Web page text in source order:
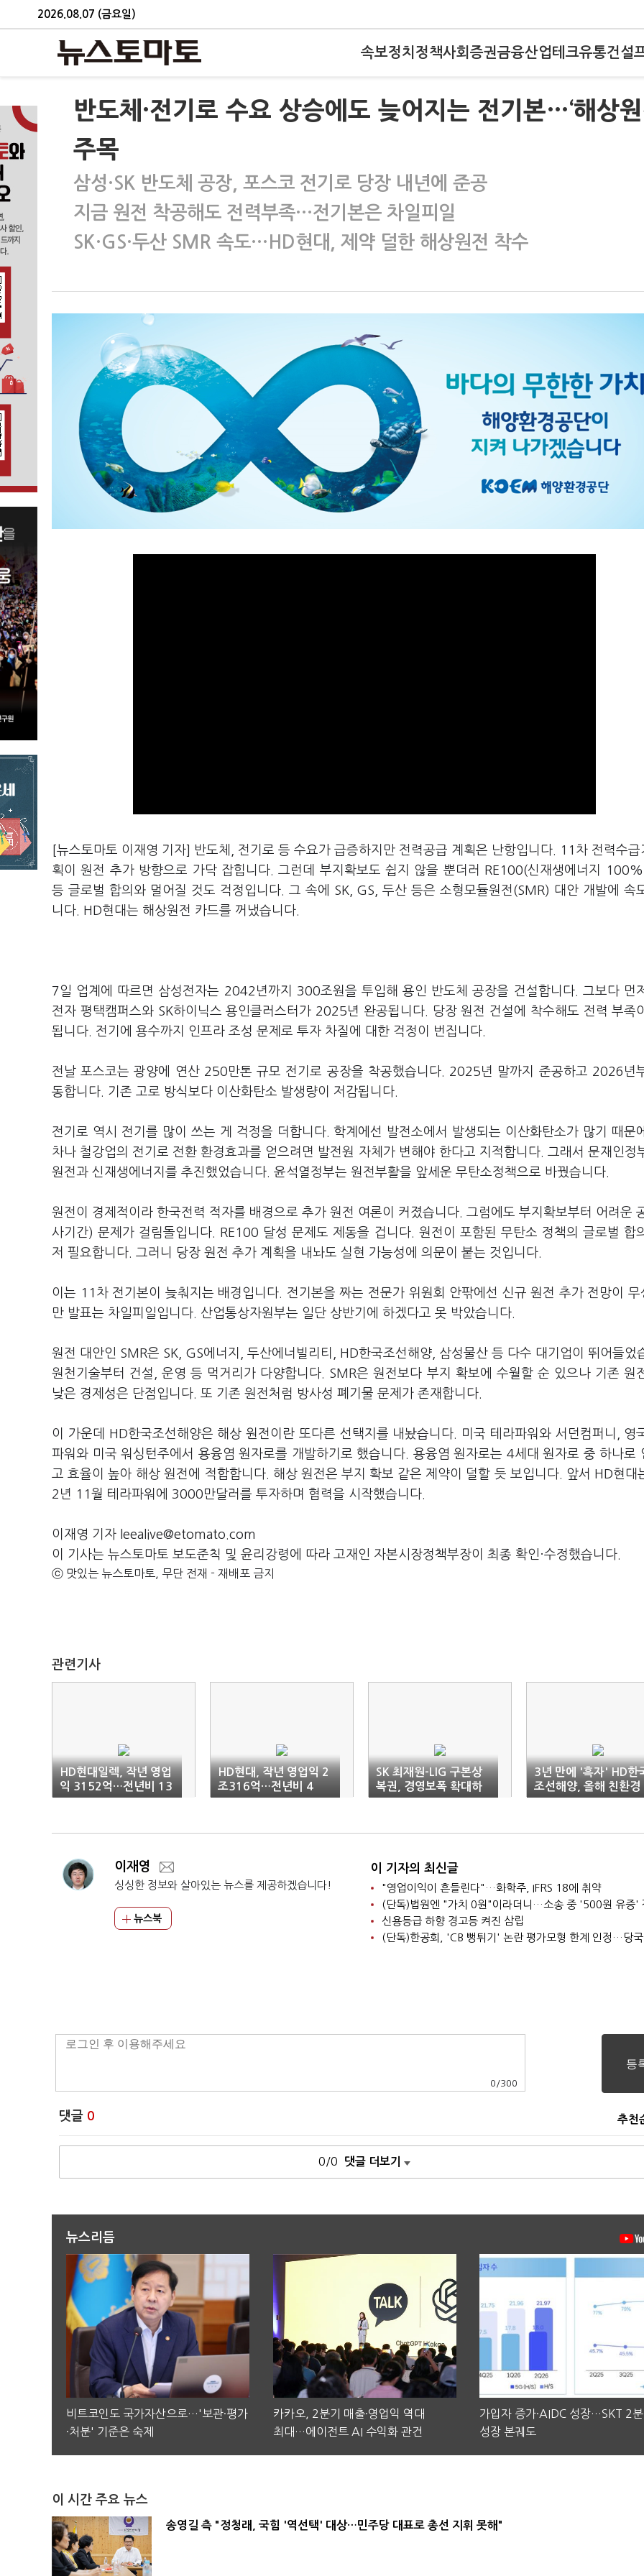
2026.08.07 (금요일)
속보정치 정책사회 증권금융산업테크유통건설
반도체·전기로 수요 상승에도 늦어지는 전기본…‘해상원
주목
삼성·SK 반도체 공장, 포스코 전기로 당장 내년에 준공
지금 원전 착공해도 전력부족…전기본은 차일피일
SK·GS·두산 SMR 속도…HD현대, 제약 덜한 해상원전 착수
[뉴스토마토 이재영 기자] 반도체, 전기로 등 수요가 급증하지만 전력공급 계획은 난항입니다. 11차 전력수급
획이 원전 추가 방향으로 가닥 잡힙니다. 그런데 부지확보도 쉽지 않을 뿐더러 RE100(신재생에너지
등 글로벌 합의와 멀어질 것도 걱정입니다. 그 속에 SK, GS, 두산 등은 소형모듈원전(SMR) 대안 개발에 속
니다. HD현대는 해상원전 카드를 꺼냈습니다.
7일 업계에 따르면 삼성전자는 2042년까지 300조원을 투입해 용인 반도체 공장을 건설합니다. 그보다 먼
전자 평택캠퍼스와 SK하이닉스 용인클러스터가 2025년 완공됩니다. 당장 원전 건설에 착수해도 전력 부족
됩니다. 전기에 용수까지 인프라 조성 문제로 투자 차질에 대한 걱정이 번집니다.
전날 포스코는 광양에 연산 250만톤 규모 전기로 공장을 착공했습니다. 2025년 말까지 준공하고 2026년
동합니다. 기존 고로 방식보다 이산화탄소 발생량이 저감됩니다.
전기로 역시 전기를 많이 쓰는 게 걱정을 더합니다. 학계에선 발전소에서 발생되는 이산화탄소가 많기 때문
차나 철강업의 전기로 전환 환경효과를 얻으려면 발전원 자체가 변해야 한다고 지적합니다. 그래서 문재인정
원전과 신재생에너지를 추진했었습니다. 윤석열정부는 원전부활을 앞세운 무탄소정책으로 바꿨습니다.
원전이 경제적이라 한국전력 적자를 배경으로 추가 원전 여론이 커졌습니다. 그럼에도 부지확보부터 어려운
사기간) 문제가 걸림돌입니다. RE100 달성 문제도 제동을 겁니다. 원전이 포함된 무탄소 정책의 글로벌 합
저 필요합니다. 그러니 당장 원전 추가 계획을 내놔도 실현 가능성에 의문이 붙는 것입니다.
이는 11차 전기본이 늦춰지는 배경입니다. 전기본을 짜는 전문가 위원회 안팎에선 신규 원전 추가 전망이 무
만 발표는 차일피일입니다. 산업통상자원부는 일단 상반기에 하겠다고 못 박았습니다.
원전 대안인 SMR은 SK, GS에너지, 두산에너빌리티, HD한국조선해양, 삼성물산 등 다수 대기업이 뛰어들었
원천기술부터 건설, 운영 등 먹거리가 다양합니다. SMR은 원전보다 부지 확보에 수월할 순 있으나 기존 원
낮은 경제성은 단점입니다. 또 기존 원전처럼 방사성 폐기물 문제가 존재합니다.
이 가운데 HD한국조선해양은 해상 원전이란 또다른 선택지를 내놨습니다. 미국 테라파워와 서던컴퍼니, 영
파워와 미국 워싱턴주에서 용융염 원자로를 개발하기로 했습니다. 용융염 원자로는 4세대 원자로 중 하나로
고 효율이 높아 해상 원전에 적합합니다. 해상 원전은 부지 확보 같은 제약이 덜할 듯 보입니다. 앞서 HD현대
2년 11월 테라파워에 3000만달러를 투자하며 협력을 시작했습니다.
이재영 기자 leealive@etomato.com
이 기사는 뉴스토마토 보도준칙 및 윤리강령에 따라 고재인 자본시장정책부장이 최종 확인·수정했습니다.
ⓒ 맛있는 뉴스토마토, 무단 전재 - 재배포 금지
관련기사
HD현대일렉, 작년 영업
익 3152억…전년비 13
7%↑
HD현대, 작년 영업익 2
조316억…전년비 4
0%↓
SK 최재원-LIG 구본상
복권, 경영보폭 확대하
나
3년 만에 '흑자' HD한
조선해양, 올해 친환경
선 수주 순항
이재영
싱싱한 정보와 살아있는 뉴스를 제공하겠습니다!
뉴스북
이 기자의 최신글
"영업이익이 흔들린다"…화학주, IFRS 18에 취약
신용등급 하향 경고등 켜진 삼립
0 /300
댓글 0 추천
0/0 댓글 더보기
뉴스리듬
비트코인도 국가자산으로…'보관·평가
·처분' 기준은 숙제
카카오, 2분기 매출·영업익 역대
최대…에이전트 AI 수익화 관건
가입자 증가·AIDC 성장…SKT 2
성장 본궤도
이 시간 주요 뉴스
송영길 측 "정청래, 국힘 '역선택' 대상…민주당 대표로 총선 지휘 못해"